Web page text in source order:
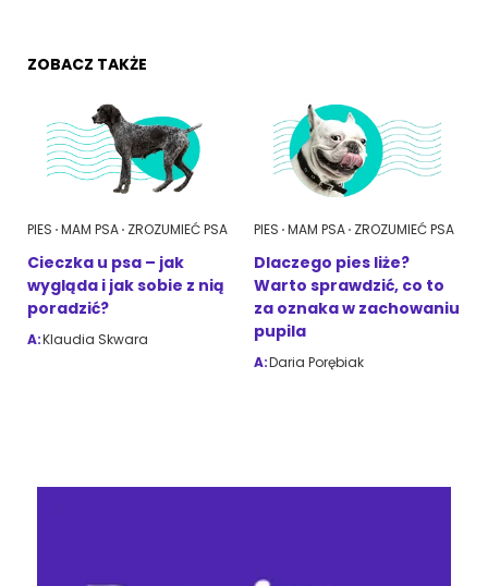
ZOBACZ TAKŻE
PIES MAM PSA ZROZUMIEĆ PSA
Cieczka u psa – jak
wygląda i jak sobie z nią
poradzić?
A:Klaudia Skwara
PIES MAM PSA ZROZUMIEĆ PSA
Dlaczego pies liże?
Warto sprawdzić, co to
za oznaka w zachowaniu
pupila
A:Daria Porębiak